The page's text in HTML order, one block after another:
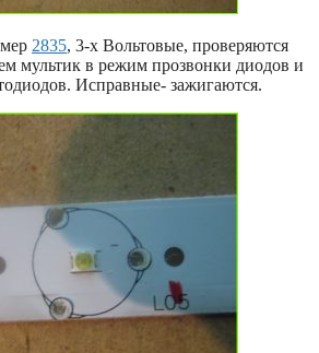
2835, 3-х Вольтовые, проверяются
мультик в режим прозвонки диодов и
Исправные- зажигаются.